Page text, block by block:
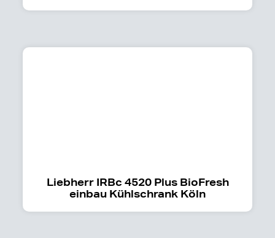
Liebherr IRBc 4520 Plus BioFresh
einbau Kühlschrank Köln